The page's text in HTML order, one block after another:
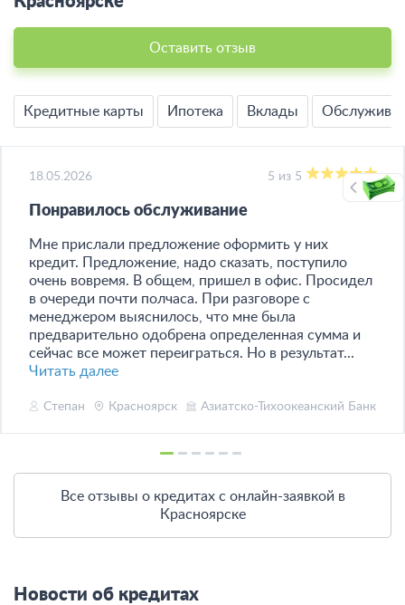
Оставить отзыв
Кредитные карты Ипотека Вклады
18.05.2026 5 из 5
Понравилось обслуживание
Мне прислали предложение оформить у них
кредит. Предложение, надо сказать, поступило
очень вовремя. В общем, пришел в офис. Просидел
в очереди почти полчаса. При разговоре с
менеджером выяснилось, что мне была
предварительно одобрена определенная сумма и
сейчас все может переиграться. Но в результат...
Читать далее
Степан Красноярск Азиатско-Тихоокеанский Банк
Все отзывы о кредитах с онлайн-заявкой в
Красноярске
Новости об кредитах